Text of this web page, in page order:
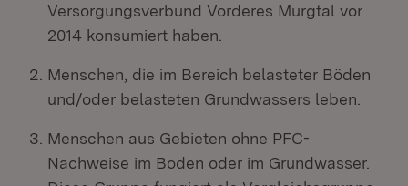
Versorgungsverbund Vorderes Murgtal vor
2014 konsumiert haben.
Menschen, die im Bereich belasteter Böden
und/oder belasteten Grundwassers leben.
Menschen aus Gebieten ohne PFC-
Nachweise im Boden oder im Grundwasser.